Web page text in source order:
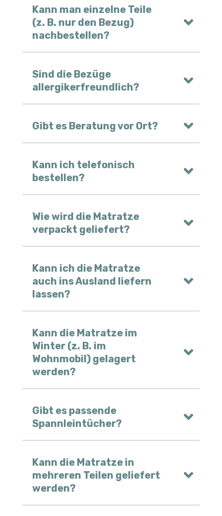
Kann man einzelne Teile
(z. B. nur den Bezug)
nachbestellen?
Sind die Bezüge
allergikerfreundlich?
Gibt es Beratung vor Ort?
Kann ich telefonisch
bestellen?
Wie wird die Matratze
verpackt geliefert?
Kann ich die Matratze
auch ins Ausland liefern
lassen?
Kann die Matratze im
Winter (z. B. im
Wohnmobil) gelagert
werden?
Gibt es passende
Spannleintücher?
Kann die Matratze in
mehreren Teilen geliefert
werden?